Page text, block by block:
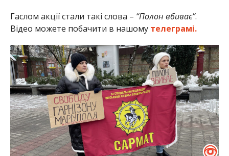
Гаслом акції стали такі слова – “Полон вбиває”.
Відео можете побачити в нашомутелеграмі.